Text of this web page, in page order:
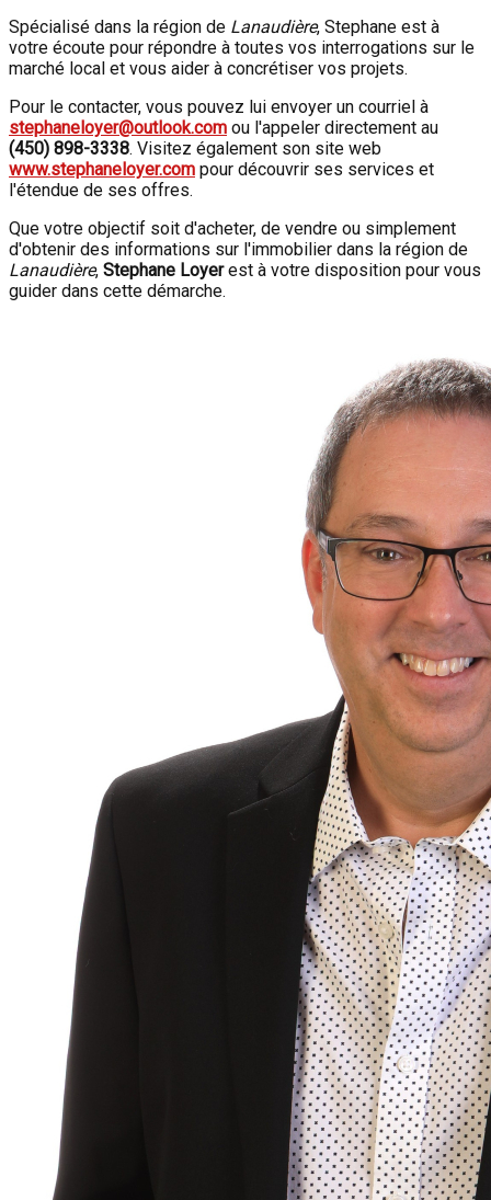
Spécialisé dans la région de Lanaudière, Stephane est à
votre écoute pour répondre à toutes vos interrogations sur le
marché local et vous aider à concrétiser vos projets.
Pour le contacter, vous pouvez lui envoyer un courriel à
stephaneloyer@outlook.com ou l'appeler directement au
(450) 898-3338. Visitez également son site web
www.stephaneloyer.com pour découvrir ses services et
l'étendue de ses offres.
Que votre objectif soit d'acheter, de vendre ou simplement
d'obtenir des informations sur l'immobilier dans la région de
Lanaudière, Stephane Loyerest à votre disposition pour vous
guider dans cette démarche.